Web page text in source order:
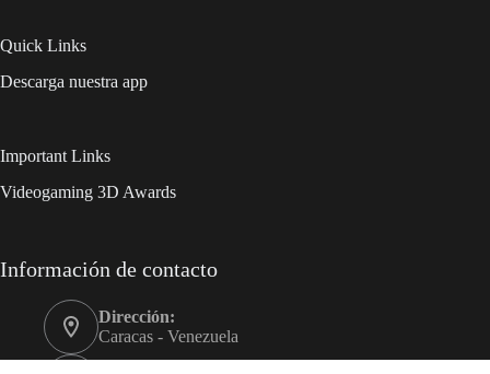
Quick Links
Descarga nuestra app
Important Links
Videogaming 3D Awards
Información de contacto
Dirección:
Caracas - Venezuela